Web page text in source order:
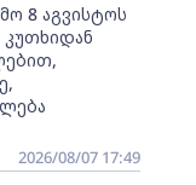
8 აგვისტოს
კუთხიდან
2026/08/07 17:49